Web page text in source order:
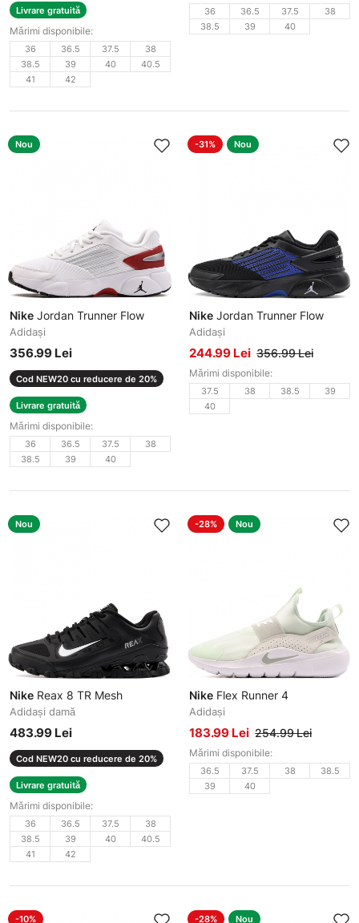
Livrare gratuită
Mărimi disponibile:
36 36.5 37.5
38
38.5
39 40
40.5
41
42
36 36.5 37.5
38
38.5
39 40
Nou
Nike Jordan Trunner Flow
Adidași
356.99 Lei
Cod NEW20 cu reducere de 20%
Livrare gratuită
Mărimi disponibile:
36 36.5 37.5
38
38.5
39 40
-31% Nou
Nike Jordan Trunner Flow
Adidași
244.99 Lei 356.99 Lei
Mărimi disponibile:
37.5 38 38.5
39
40
Nou
Nike Reax 8 TR Mesh
Adidași damă
483.99 Lei
Cod NEW20 cu reducere de 20%
Livrare gratuită
Mărimi disponibile:
36 36.5 37.5
38
38.5
39 40
40.5
41
42
-28% Nou
Nike Flex Runner 4
Adidași
183.99 Lei 254.99 Lei
Mărimi disponibile:
36.5 37.5 38
38.5
39
40
-10% -28% Nou